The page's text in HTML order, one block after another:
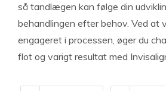
så tandlægen kan følge din
behandlingen efter behov. Ved at
engageret i processen, øger du
flot og varigt resultat med